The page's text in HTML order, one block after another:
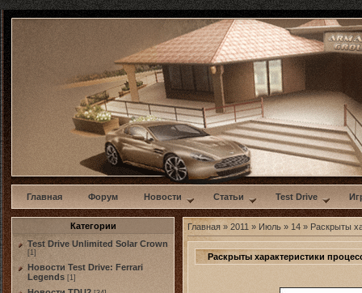
w
Главная Форум Новости Статьи Test Drive
Категории
Test Drive Unlimited Solar Crown
[1]
Новости Test Drive: Ferrari
Legends [1]
Главная » 2011 » Июль » 14 » Раскрыты
Раскрыты характеристики